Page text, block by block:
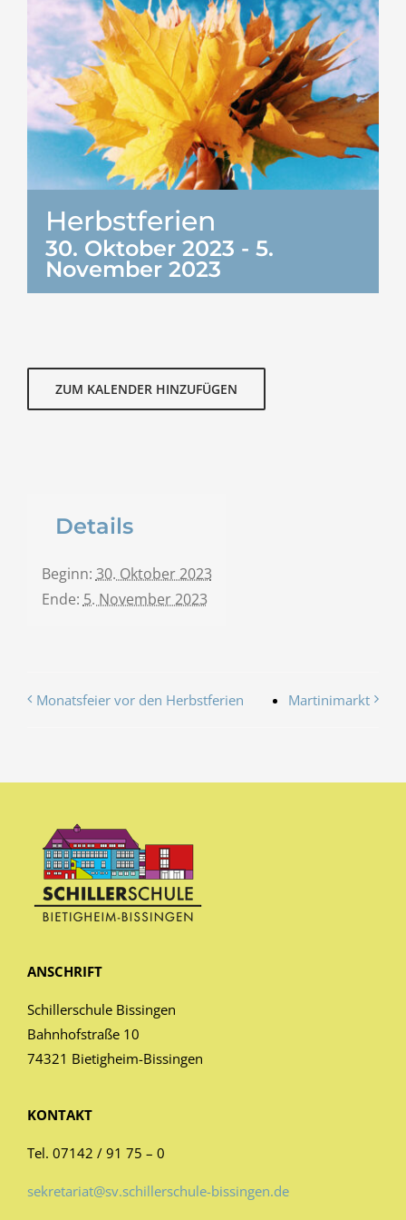
Herbstferien
30. Oktober 2023 - 5.
November 2023
ZUM KALENDER HINZUFÜGEN
Details
Beginn: 30. Oktober 2023
Ende: 5. November 2023
Monatsfeier vor den Herbstferien Martinimarkt
ANSCHRIFT
Schillerschule Bissingen
Bahnhofstraße 10
74321 Bietigheim-Bissingen
KONTAKT
Tel. 07142 / 91 75 – 0
sekretariat@sv.schillerschule-bissingen.de